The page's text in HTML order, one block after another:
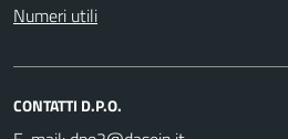
Numeri utili
CONTATTI D.P.O.